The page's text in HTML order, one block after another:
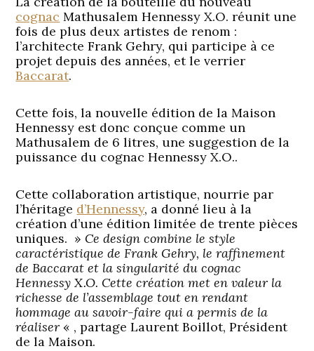
cognac Mathusalem Hennessy X.O. réunit une
fois de plus deux artistes de renom :
l’architecte Frank Gehry, qui participe à ce
projet depuis des années, et le verrier
Baccarat.
Cette fois, la nouvelle édition de la Maison
Hennessy est donc conçue comme un
Mathusalem de 6 litres, une suggestion de la
puissance du cognac Hennessy X.O..
Cette collaboration artistique, nourrie par
l’héritage d’Hennessy, a donné lieu à la
création d’une édition limitée de trente pièces
uniques. » Ce design combine le style
caractéristique de Frank Gehry, le raffinement
de Baccarat et la singularité du cognac
Hennessy X.O. Cette création met en valeur la
richesse de l’assemblage tout en rendant
hommage au savoir-faire qui a permis de la
réaliser « , partage Laurent Boillot, Président
de la Maison.